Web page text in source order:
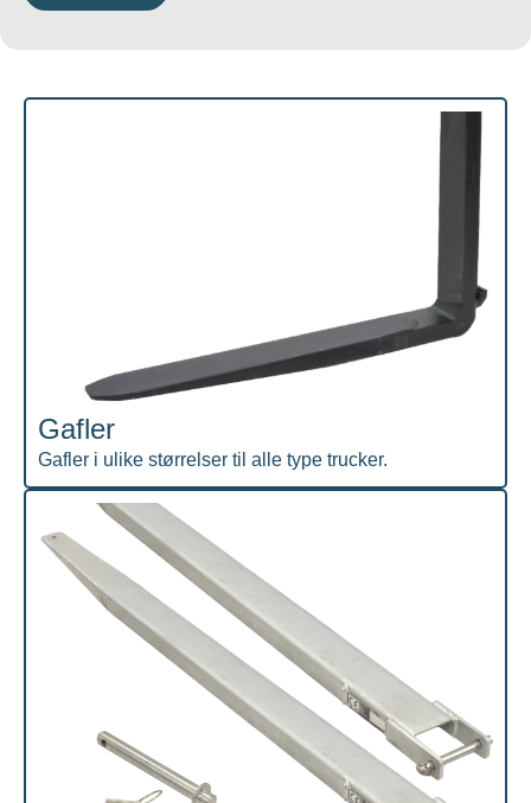
Gafler
Gafler i ulike størrelser til alle type trucker.